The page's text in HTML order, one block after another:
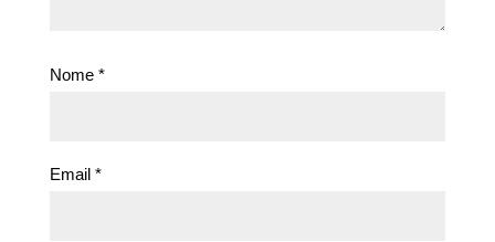
Nome *
Email *